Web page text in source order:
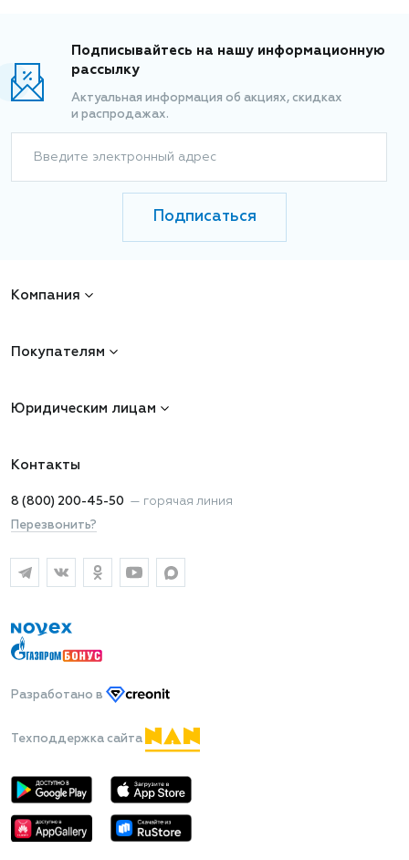
Подписывайтесь на нашу информационную
рассылку
Актуальная информация об акциях, скидках
и распродажах.
Введите электронный адрес
Подписаться
Компания
Покупателям
Юридическим лицам
Контакты
8 (800) 200-45-50 — горячая линия
Перезвонить?
Разработано в
Техподдержка сайта